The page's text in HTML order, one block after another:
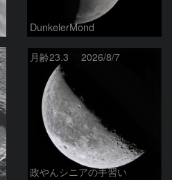
DunkelerMond
月齢23.3 2026/8/7
政やんシニアの手習い